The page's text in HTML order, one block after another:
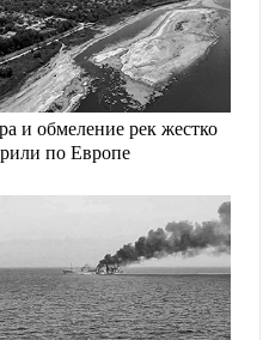
и обмеление рек жестко
по Европе